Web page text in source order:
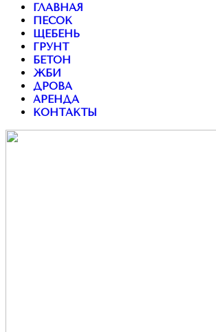
ГЛАВНАЯ
ПЕСОК
ЩЕБЕНЬ
ГРУНТ
БЕТОН
ЖБИ
ДРОВА
АРЕНДА
КОНТАКТЫ